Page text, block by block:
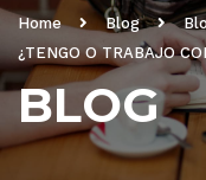
Home Blog
¿TENGO O TRABAJO
BLOG